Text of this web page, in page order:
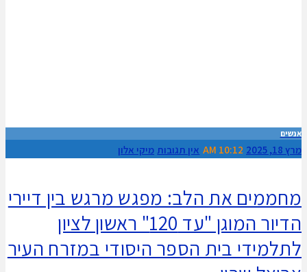
אנשים
מרץ 18, 2025 10:12 AM אין תגובות מיקי אלון
מחממים את הלב: מפגש מרגש בין דיירי
הדיור המוגן "עד 120" ראשון לציון
לתלמידי בית הספר היסודי במזרח העיר